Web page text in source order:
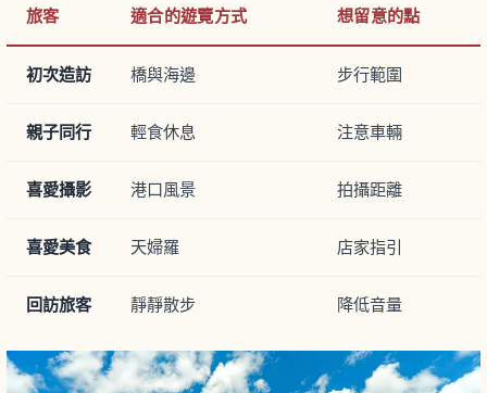
旅客 適合的遊覽方式 想留意的點
初次造訪 橋與海邊 步行範圍
親子同行 輕食休息 注意車輛
喜愛攝影 港口風景 拍攝距離
喜愛美食 天婦羅 店家指引
回訪旅客 靜靜散步 降低音量